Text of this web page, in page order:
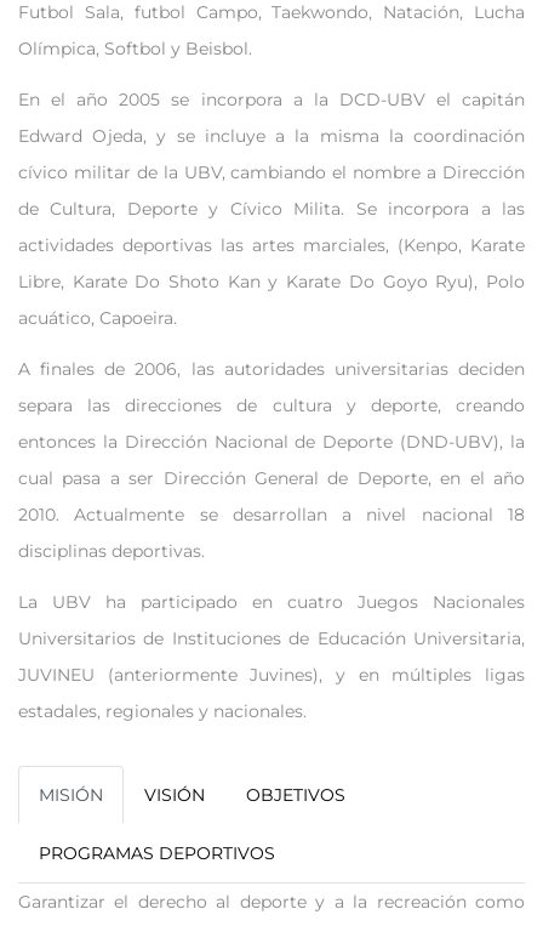
Futbol Sala, futbol Campo, Taekwondo, Natación, Lucha
Olímpica, Softbol y Beisbol.
En el año 2005 se incorpora a la DCD-UBV el capitán
Edward Ojeda, y se incluye a la misma la coordinación
cívico militar de la UBV, cambiando el nombre a Dirección
de Cultura, Deporte y Cívico Milita. Se incorpora a las
actividades deportivas las artes marciales, (Kenpo, Karate
Libre, Karate Do Shoto Kan y Karate Do Goyo Ryu), Polo
acuático, Capoeira.
A finales de 2006, las autoridades universitarias deciden
separa las direcciones de cultura y deporte, creando
entonces la Dirección Nacional de Deporte (DND-UBV), la
cual pasa a ser Dirección General de Deporte, en el año
2010. Actualmente se desarrollan a nivel nacional 18
disciplinas deportivas.
La UBV ha participado en cuatro Juegos Nacionales
Universitarios de Instituciones de Educación Universitaria,
JUVINEU (anteriormente Juvines), y en múltiples ligas
estadales, regionales y nacionales.
MISIÓN VISIÓN OBJETIVOS
PROGRAMAS DEPORTIVOS
Garantizar el derecho al deporte y a la recreación como